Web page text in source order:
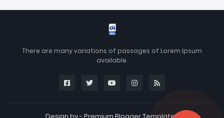
There are many variations of passages of Lorem Ipsum
available.